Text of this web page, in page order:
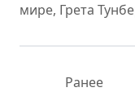
мире, Грета
Ранее